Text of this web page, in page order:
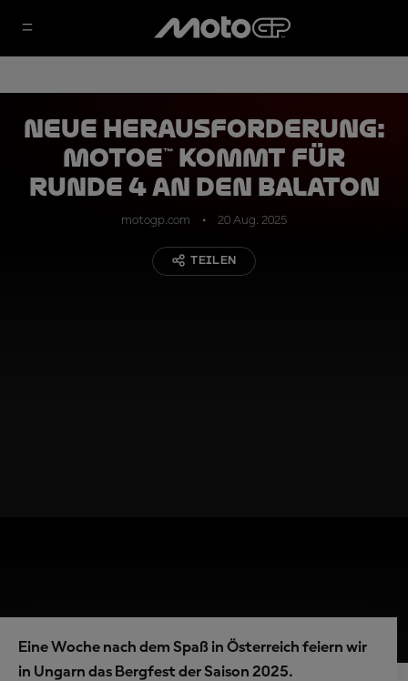
Neue Herausforderung:
MotoE™ kommt für
Runde 4 an den Balaton
motogp.com 20 Aug. 2025
TEILEN
Eine Woche nach dem Spaß in Österreich feiern wir
in Ungarn das Bergfest der Saison 2025.